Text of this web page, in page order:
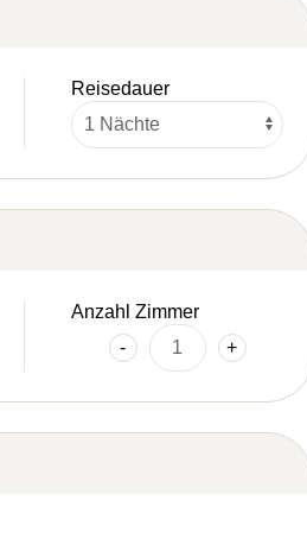
Reisedauer
Anzahl Zimmer
-
+